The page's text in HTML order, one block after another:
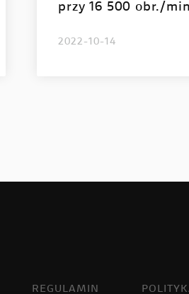
przy 16 500 obr./min
2022-10-14
REGULAMIN